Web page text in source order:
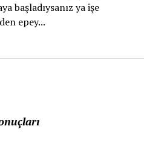
başladıysanız ya işe
epey...